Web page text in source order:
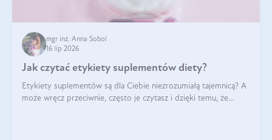
mgr inż. Anna Sobol
16 lip 2026
Jak czytać etykiety suplementów diety?
Etykiety suplementów są dla Ciebie niezrozumiałą tajemnicą? A
może wręcz przeciwnie, często je czytasz i dzięki temu, że